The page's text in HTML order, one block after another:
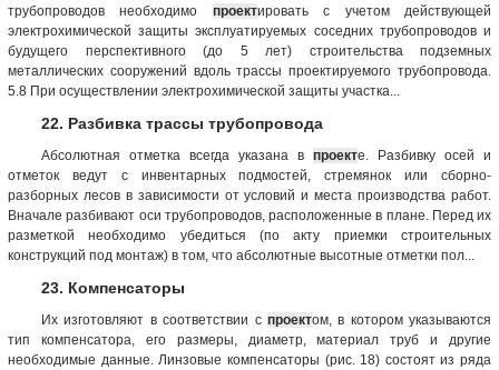
трубопроводов необходимо проектировать с учетом действующей
электрохимической защиты эксплуатируемых соседних трубопроводов и
будущего перспективного (до 5 лет) строительства подземных
металлических сооружений вдоль трассы проектируемого трубопровода.
5.8 При осуществлении электрохимической защиты участка...
22. Разбивка трассы трубопровода
Абсолютная отметка всегда указана в проекте. Разбивку осей и
отметок ведут с инвентарных подмостей, стремянок или сборно-
разборных лесов в зависимости от условий и места производства работ.
Вначале разбивают оси трубопроводов, расположенные в плане. Перед их
разметкой необходимо убедиться (по акту приемки строительных
конструкций под монтаж) в том, что абсолютные высотные отметки пол...
23. Компенсаторы
Их изготовляют в соответствии с проектом, в котором указываются
тип компенсатора, его размеры, диаметр, материал труб и другие
необходимые данные. Линзовые компенсаторы (рис. 18) состоят из ряда